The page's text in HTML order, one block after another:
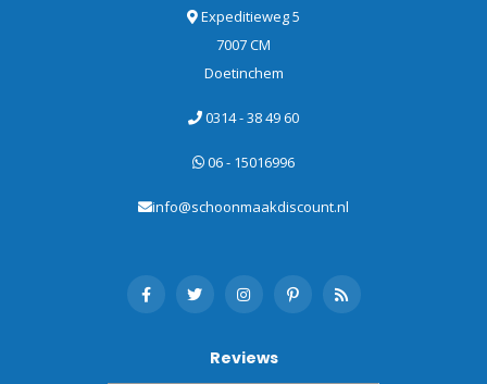
Expeditieweg 5
7007 CM
Doetinchem
0314 - 38 49 60
06 - 15016996
info@schoonmaakdiscount.nl
Reviews